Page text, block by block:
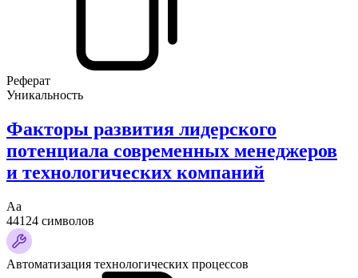
Реферат
Уникальность
Факторы развития лидерского
потенциала современных менеджеров
и технологических компаний
Аа
44124 символов
Автоматизация технологических процессов